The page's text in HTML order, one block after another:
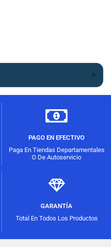
PAGO EN EFECTIVO
Paga En Tiendas Departamentales
O De Autoservicio
GARANTÍA
Total En Todos Los Productos